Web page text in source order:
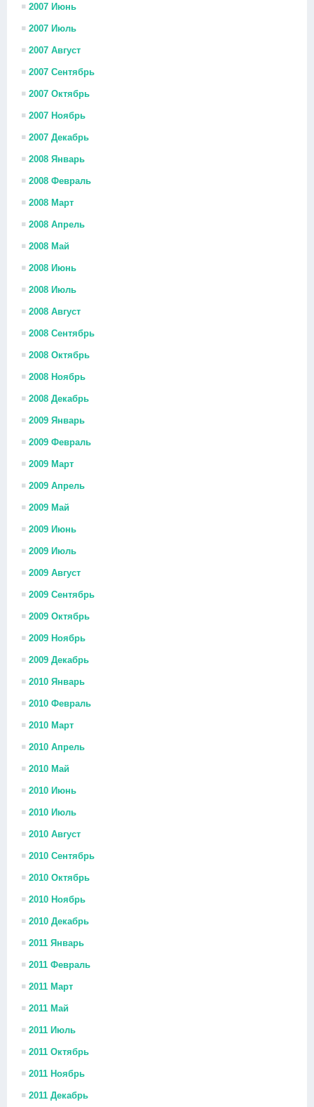
2007 Июнь
2007 Июль
2007 Август
2007 Сентябрь
2007 Октябрь
2007 Ноябрь
2007 Декабрь
2008 Январь
2008 Февраль
2008 Март
2008 Апрель
2008 Май
2008 Июнь
2008 Июль
2008 Август
2008 Сентябрь
2008 Октябрь
2008 Ноябрь
2008 Декабрь
2009 Январь
2009 Февраль
2009 Март
2009 Апрель
2009 Май
2009 Июнь
2009 Июль
2009 Август
2009 Сентябрь
2009 Октябрь
2009 Ноябрь
2009 Декабрь
2010 Январь
2010 Февраль
2010 Март
2010 Апрель
2010 Май
2010 Июнь
2010 Июль
2010 Август
2010 Сентябрь
2010 Октябрь
2010 Ноябрь
2010 Декабрь
2011 Январь
2011 Февраль
2011 Март
2011 Май
2011 Июль
2011 Октябрь
2011 Ноябрь
2011 Декабрь